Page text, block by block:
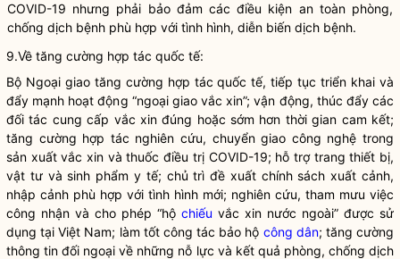
COVID-19 nhưng phải bảo đảm các điều kiện an toàn phòng,
chống dịch bệnh phù hợp với tình hình, diễn biến dịch bệnh.
9.Về tăng cường hợp tác quốc tế:
Bộ Ngoại giao tăng cường hợp tác quốc tế, tiếp tục triển khai và
đẩy mạnh hoạt động “ngoại giao vắc xin”; vận động, thúc đẩy các
đối tác cung cấp vắc xin đúng hoặc sớm hơn thời gian cam kết;
tăng cường hợp tác nghiên cứu, chuyển giao công nghệ trong
sản xuất vắc xin và thuốc điều trị COVID-19; hỗ trợ trang thiết bị,
vật tư và sinh phẩm y tế; chủ trì đề xuất chính sách xuất cảnh,
nhập cảnh phù hợp với tình hình mới; nghiên cứu, tham mưu việc
công nhận và cho phép “hộ chiếu vắc xin nước ngoài” được sử
dụng tại Việt Nam; làm tốt công tác bảo hộ công dân; tăng cường
thông tin đối ngoại về những nỗ lực và kết quả phòng, chống dịch